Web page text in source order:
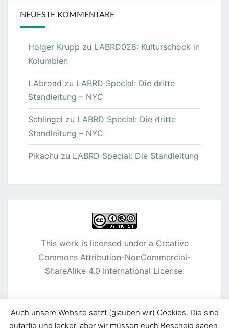
NEUESTE KOMMENTARE
Holger Krupp zu LABRD028: Kulturschock in
Kolumbien
LAbroad zu LABRD Special: Die dritte
Standleitung – NYC
Schlingel zu LABRD Special: Die dritte
Standleitung – NYC
Pikachu zu LABRD Special: Die Standleitung
This work is licensed under a Creative
Commons Attribution-NonCommercial-
ShareAlike 4.0 International License.
Auch unsere Website setzt (glauben wir) Cookies. Die sind
gutartig und lecker, aber wir müssen euch Bescheid sagen.